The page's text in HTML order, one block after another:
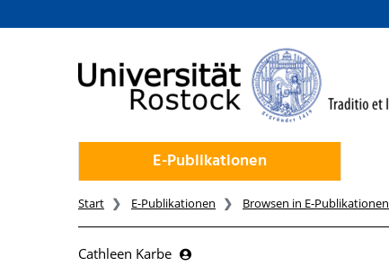
zum Inhalt
E-Publikationen
Start E-Publikationen Browsen in E-Publikationen
Cathleen Karbe